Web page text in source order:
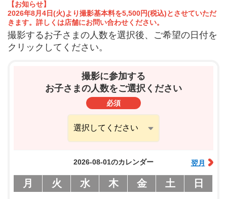
【お知らせ】
2026年8月4日(火)より撮影基本料を5,500円(税込)とさせていただ
きます。詳しくは店舗にお問い合わせください。
撮影するお子さまの人数を選択後、ご希望の日付を
クリックしてください。
撮影に参加する
お子さまの人数をご選択ください
必須
2026-08-01のカレンダー 翌月
月 火 水 木 金 土 日